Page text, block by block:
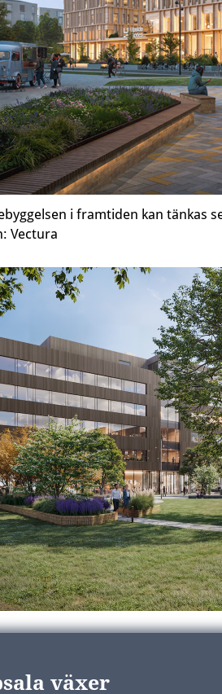
i framtiden kan tänkas
Vectura
växer